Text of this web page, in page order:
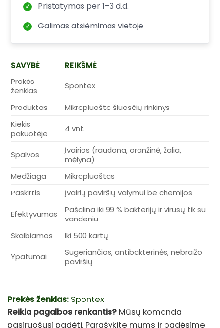
✓ Pristatymas per 1–3 d.d.
✓ Galimas atsiėmimas vietoje
SAVYBĖ
REIKŠMĖ
Prekės
ženklas
Spontex
Produktas
Mikropluošto šluosčių rinkinys
Kiekis
pakuotėje
4 vnt.
Spalvos
Įvairios (raudona, oranžinė, žalia,
mėlyna)
Medžiaga
Mikropluoštas
Paskirtis
Įvairių paviršių valymui be chemijos
Efektyvumas
Pašalina iki 99 % bakterijų ir virusų tik su
vandeniu
Skalbiamos
Iki 500 kartų
Ypatumai
Sugeriančios, antibakterinės, nebraižo
paviršių
Prekės ženklas: Spontex
Reikia pagalbos renkantis? Mūsų komanda
pasiruošusi padėti. Parašykite mums ir padėsime